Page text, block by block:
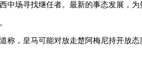
场寻找继任者。最新的事态发展，为
，皇马可能对放走楚阿梅尼持开放